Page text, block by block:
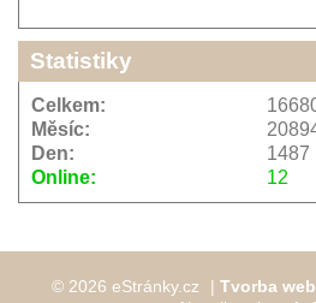
Statistiky
Online: 12
Celkem:
Měsíc:
Den:
1487
© 2026 eStránky.cz | Tvorba